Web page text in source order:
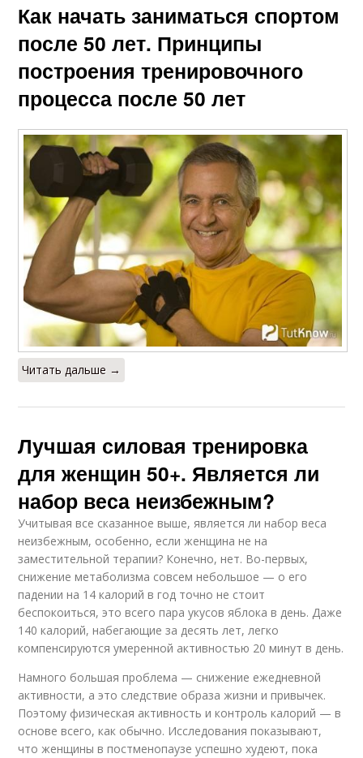
Как начать заниматься спортом
после 50 лет. Принципы
построения тренировочного
процесса после 50 лет
Читать дальше →
Лучшая силовая тренировка
для женщин 50+. Является ли
набор веса неизбежным?
Учитывая все сказанное выше, является ли набор веса
неизбежным, особенно, если женщина не на
заместительной терапии? Конечно, нет. Во-первых,
снижение метаболизма совсем небольшое — о его
падении на 14 калорий в год точно не стоит
беспокоиться, это всего пара укусов яблока в день. Даже
140 калорий, набегающие за десять лет, легко
компенсируются умеренной активностью 20 минут в день.
Намного большая проблема — снижение ежедневной
активности, а это следствие образа жизни и привычек.
Поэтому физическая активность и контроль калорий — в
основе всего, как обычно. Исследования показывают,
что женщины в постменопаузе успешно худеют, пока